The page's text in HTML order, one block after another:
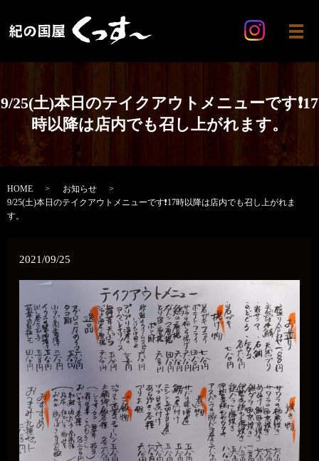
メ
9/25(土)本日のテイクアウトメニューです❗17
時以降は店内でも召し上がれます。
HOME
お知らせ
9/25(土)本日のテイクアウトメニューです❗17時以降は店内でも召し上がれま
す。
2021/09/25